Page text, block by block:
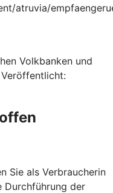
atruvia/
Volkbanken und
Veröffentlicht:
Sie als Verbraucherin
Durchführung der